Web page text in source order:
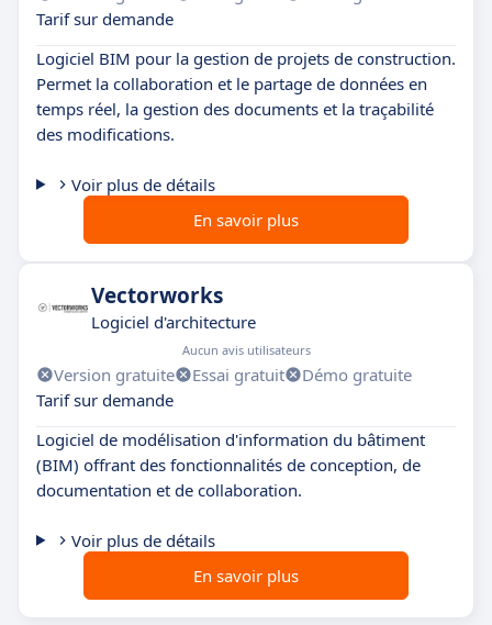
Tarif sur demande
Logiciel BIM pour la gestion de projets de construction.
Permet la collaboration et le partage de données en
temps réel, la gestion des documents et la traçabilité
des modifications.
Voir plus de détails
En savoir plus
Vectorworks
Logiciel d'architecture
Aucun avis utilisateurs
Version gratuite Essai gratuit
Démo gratuite
Tarif sur demande
Logiciel de modélisation d'information du bâtiment
(BIM) offrant des fonctionnalités de conception, de
documentation et de collaboration.
Voir plus de détails
En savoir plus